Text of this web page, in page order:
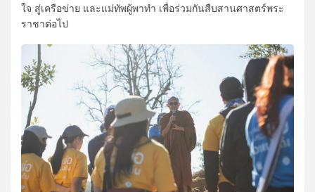
ใจ สู่เครือข่าย และแม่ทัพผู้พาทำ เพื่อร่วมกันสืบสานศาสตร์พระ
ราชาต่อไป